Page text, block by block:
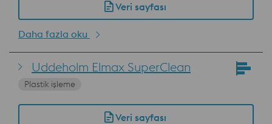
Veri sayfası
Daha fazla oku
Uddeholm Elmax SuperClean
Plastik işleme
Veri sayfası